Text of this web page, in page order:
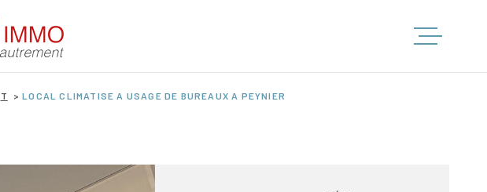
T LOCAL CLIMATISE A USAGE DE BUREAUX A PEYNIER